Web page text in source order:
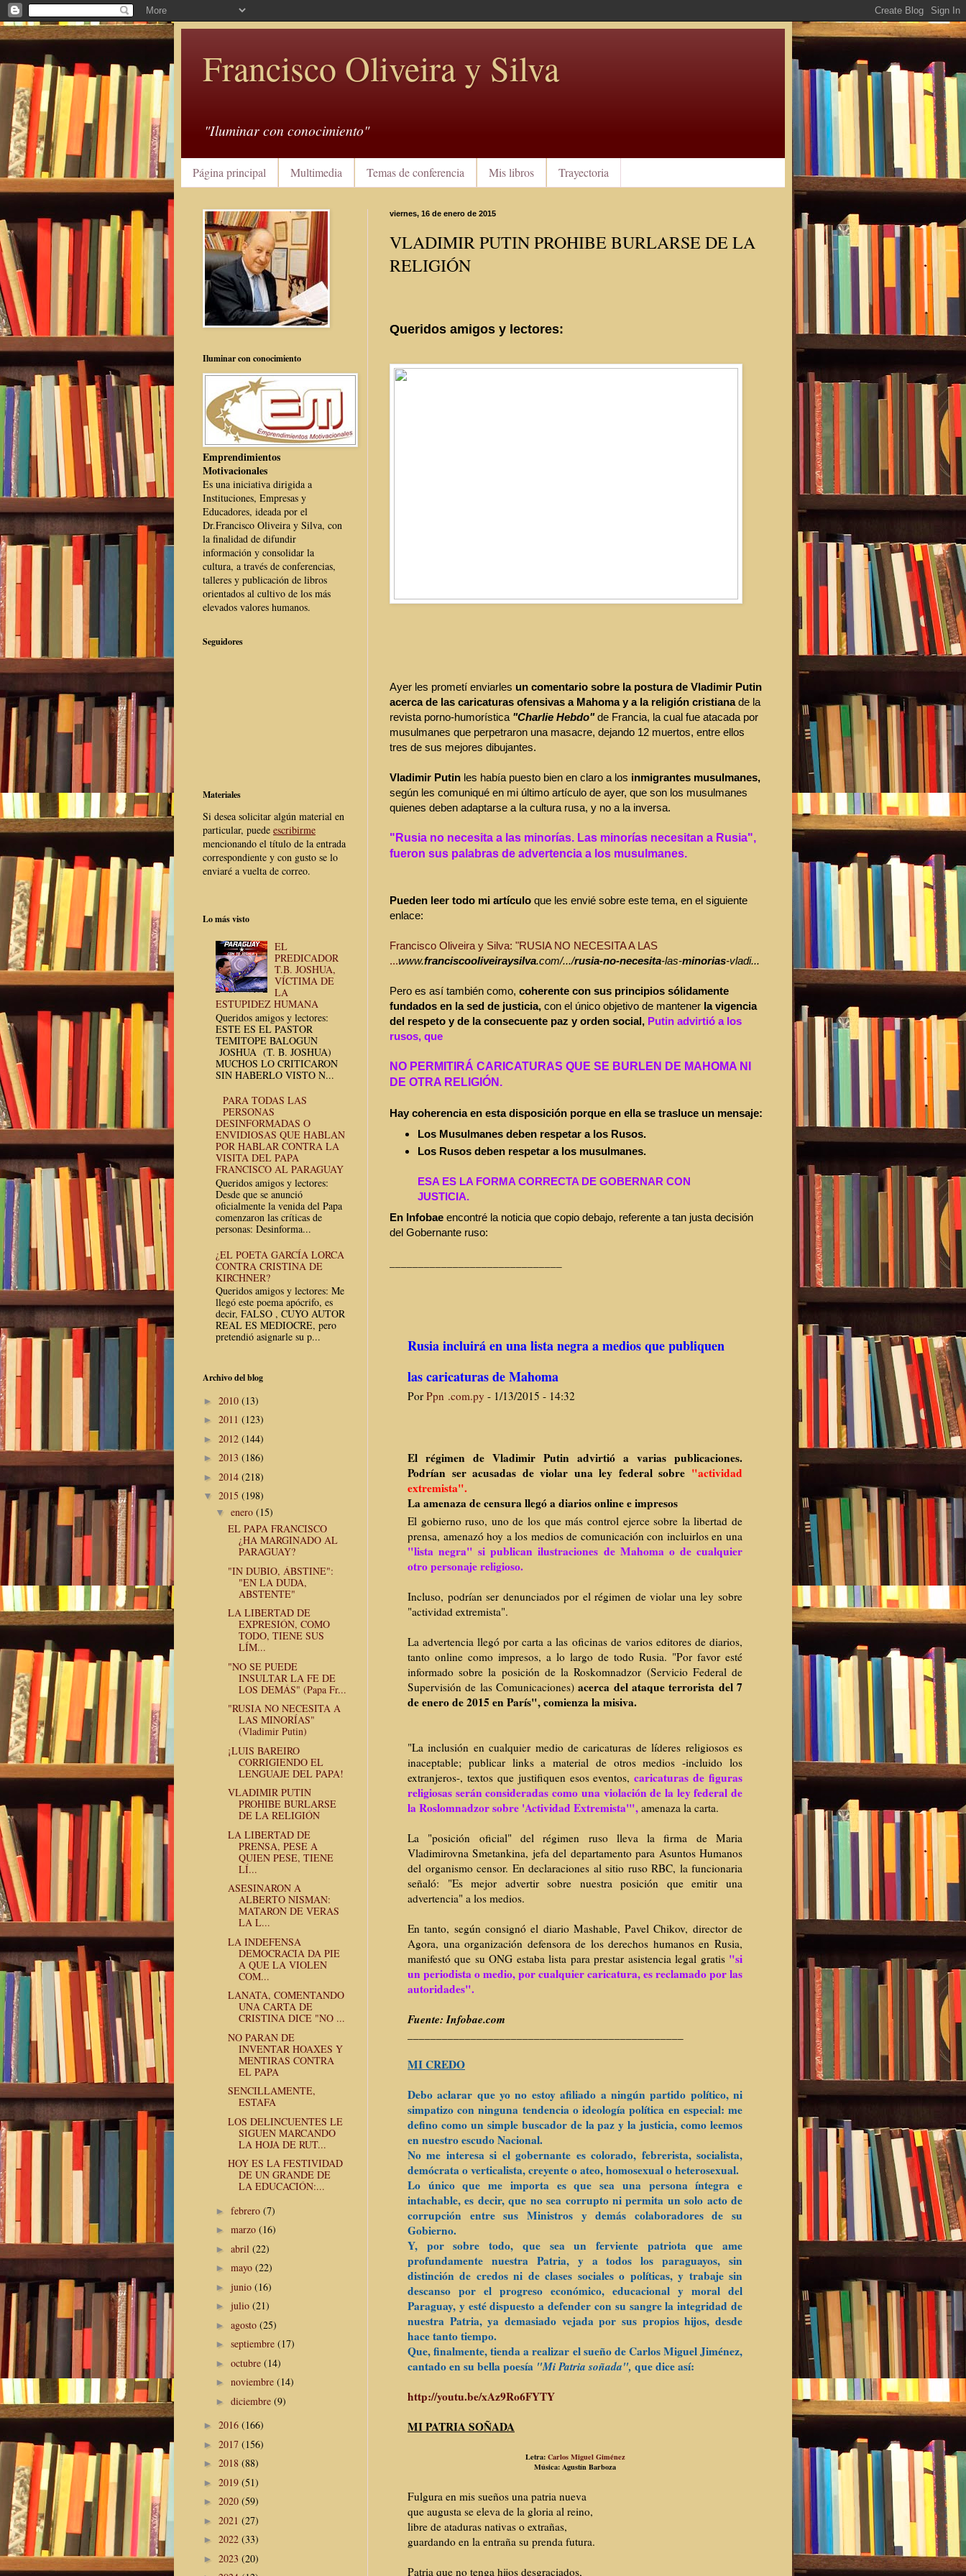
Francisco Oliveira y Silva
"Iluminar con conocimiento"
Página principal Multimedia Temas de conferencia Mis libros Trayectoria
viernes, 16 de enero de 2015
VLADIMIR PUTIN PROHIBE BURLARSE DE LA
RELIGIÓN
Queridos amigos y lectores:
Ayer les prometí enviarles un comentario sobre la postura de Vladimir Putin
acerca de las caricaturas ofensivas a Mahoma y a la religión cristianade la
revista porno-humorística "Charlie Hebdo"de Francia, la cual fue atacada por
musulmanes que perpetraron una masacre, dejando 12 muertos, entre ellos
tres de sus mejores dibujantes.
Vladimir Putin les había puesto bien en claro a los inmigrantes musulmanes,
según les comuniqué en mi último artículo de ayer, que son los musulmanes
quienes deben adaptarse a la cultura rusa, y no a la inversa.
"Rusia no necesita a las minorías. Las minorías necesitan a Rusia",
fueron sus palabras de advertencia a los musulmanes.
Pueden leer todo mi artículo que les envié sobre este tema, en el siguiente
enlace:
Francisco Oliveira y Silva: "RUSIA NO NECESITA A LAS
...www.franciscooliveiraysilva.com/.../rusia-no-necesita-las-minorias-vladi...
Pero es así también como, coherente con sus principios sólidamente
fundados en la sed de justicia, con el único objetivo de mantener la vigencia
del respeto y de la consecuente paz y orden social, Putin advirtió a los
rusos, que
NO PERMITIRÁ CARICATURAS QUE SE BURLEN DE MAHOMA NI
DE OTRA RELIGIÓN.
Hay coherencia en esta disposición porque en ella se trasluce un mensaje:
Los Musulmanes deben respetar a los Rusos.
Los Rusos deben respetar a los musulmanes.
ESA ES LA FORMA CORRECTA DE GOBERNAR CON
JUSTICIA.
En Infobae encontré la noticia que copio debajo, referente a tan justa decisión
del Gobernante ruso:
Rusia incluirá en una lista negra a medios que publiquen
las caricaturas de Mahoma
Por Ppn .com.py - 1/13/2015 - 14:32
El régimen de Vladimir Putin advirtió a varias publicaciones.
Podrían ser acusadas de violar una ley federal sobre "actividad
extremista".
La amenaza de censura llegó a diarios online e impresos
El gobierno ruso, uno de los que más control ejerce sobre la libertad de
prensa, amenazó hoy a los medios de comunicación con incluirlos en una
"lista negra" si publican ilustraciones de Mahoma o de cualquier
otro personaje religioso.
Incluso, podrían ser denunciados por el régimen de violar una ley sobre
"actividad extremista".
La advertencia llegó por carta a las oficinas de varios editores de diarios,
tanto online como impresos, a lo largo de todo Rusia. "Por favor esté
informado sobre la posición de la Roskomnadzor (Servicio Federal de
Supervisión de las Comunicaciones)acerca del ataque terrorista del 7
de enero de 2015 en París", comienza la misiva.
"La inclusión en cualquier medio de caricaturas de líderes religiosos es
inaceptable; publicar links a material de otros medios -incluido los
extranjeros-, textos que justifiquen esos eventos,caricaturas de figuras
religiosas serán consideradas como una violación de la ley federal de
la Roslomnadzor sobre 'Actividad Extremista'", amenaza la carta.
La "posición oficial" del régimen ruso lleva la firma de Maria
Vladimirovna Smetankina, jefa del departamento para Asuntos Humanos
del organismo censor. En declaraciones al sitio ruso RBC, la funcionaria
señaló: "Es mejor advertir sobre nuestra posición que emitir una
advertencia" a los medios.
En tanto, según consignó el diario Mashable, Pavel Chikov, director de
Agora, una organización defensora de los derechos humanos en Rusia,
manifestó que su ONG estaba lista para prestar asistencia legal gratis "si
un periodista o medio, por cualquier caricatura, es reclamado por las
autoridades".
Fuente: Infobae.com
MI CREDO
Debo aclarar que yo no estoy afiliado a ningún partido político, ni
simpatizo con ninguna tendencia o ideología política en especial: me
defino como un simple buscador de la paz y la justicia,como leemos
en nuestro escudo Nacional.
No me interesa si el gobernante es colorado, febrerista, socialista,
demócrata o verticalista, creyente o ateo, homosexual o heterosexual.
Lo único que me importa es que sea una persona íntegra e
intachable, es decir, que no sea corrupto ni permita un solo acto de
corrupción entre sus Ministros y demás colaboradores de su
Gobierno.
Y, por sobre todo, que sea un ferviente patriota que ame
profundamente nuestra Patria, y a todos los paraguayos, sin
distinción de credos ni de clases sociales o políticas, y trabaje sin
descanso por el progreso económico, educacional y moral del
Paraguay, y esté dispuesto a defender con su sangre la integridad de
nuestra Patria, ya demasiado vejada por sus propios hijos, desde
hace tanto tiempo.
Que, finalmente, tienda a realizar el sueño de Carlos Miguel Jiménez,
cantado en su bella poesía "Mi Patria soñada", que dice así:
http://youtu.be/xAz9Ro6FYTY
MI PATRIA SOÑADA
Letra:Carlos Miguel Giménez
Música: Agustín Barboza
Fulgura en mis sueños una patria nueva
que augusta se eleva de la gloria al reino,
libre de ataduras nativas o extrañas,
guardando en la entraña su prenda futura.
Patria que no tenga hijos desgraciados,
Iluminar con conocimiento
Emprendimientos
Motivacionales
Es una iniciativa dirigida a
Instituciones, Empresas y
Educadores, ideada por el
Dr.Francisco Oliveira y Silva, con
la finalidad de difundir
información y consolidar la
cultura, a través de conferencias,
talleres y publicación de libros
orientados al cultivo de los más
elevados valores humanos.
Seguidores
Materiales
Si desea solicitar algún material en
particular, puede escribirme
mencionando el título de la entrada
correspondiente y con gusto se lo
enviaré a vuelta de correo.
Lo más visto
EL
PREDICADOR
T.B. JOSHUA,
VÍCTIMA DE
LA
ESTUPIDEZ HUMANA
Queridos amigos y lectores:
ESTE ES EL PASTOR
TEMITOPE BALOGUN
JOSHUA (T. B. JOSHUA)
MUCHOS LO CRITICARON
SIN HABERLO VISTO N...
PARA TODAS LAS
PERSONAS
DESINFORMADAS O
ENVIDIOSAS QUE HABLAN
POR HABLAR CONTRA LA
VISITA DEL PAPA
FRANCISCO AL PARAGUAY
Queridos amigos y lectores:
Desde que se anunció
oficialmente la venida del Papa
comenzaron las críticas de
personas: Desinforma...
¿EL POETA GARCÍA LORCA
CONTRA CRISTINA DE
KIRCHNER?
Queridos amigos y lectores: Me
llegó este poema apócrifo, es
decir, FALSO , CUYO AUTOR
REAL ES MEDIOCRE, pero
pretendió asignarle su p...
Archivo del blog
► 2010 (13)
► 2011 (123)
► 2012 (144)
► 2013 (186)
► 2014 (218)
▼ 2015 (198)
▼ enero (15)
EL PAPA FRANCISCO
¿HA MARGINADO AL
PARAGUAY?
"IN DUBIO, ÁBSTINE":
"EN LA DUDA,
ABSTENTE"
LA LIBERTAD DE
EXPRESIÓN, COMO
TODO, TIENE SUS
LÍM...
"NO SE PUEDE
INSULTAR LA FE DE
LOS DEMÁS" (Papa Fr...
"RUSIA NO NECESITA A
LAS MINORÍAS"
(Vladimir Putin)
¡LUIS BAREIRO
CORRIGIENDO EL
LENGUAJE DEL PAPA!
VLADIMIR PUTIN
PROHIBE BURLARSE
DE LA RELIGIÓN
LA LIBERTAD DE
PRENSA, PESE A
QUIEN PESE, TIENE
LÍ...
ASESINARON A
ALBERTO NISMAN:
MATARON DE VERAS
LA L...
LA INDEFENSA
DEMOCRACIA DA PIE
A QUE LA VIOLEN
COM...
LANATA, COMENTANDO
UNA CARTA DE
CRISTINA DICE "NO ...
NO PARAN DE
INVENTAR HOAXES Y
MENTIRAS CONTRA
EL PAPA
SENCILLAMENTE,
ESTAFA
LOS DELINCUENTES LE
SIGUEN MARCANDO
LA HOJA DE RUT...
HOY ES LA FESTIVIDAD
DE UN GRANDE DE
LA EDUCACIÓN:...
► febrero (7)
► marzo (16)
► abril (22)
► mayo (22)
► junio (16)
► julio (21)
► agosto (25)
► septiembre (17)
► octubre (14)
► noviembre (14)
► diciembre (9)
► 2016 (166)
► 2017 (156)
► 2018 (88)
► 2019 (51)
► 2020 (59)
► 2021 (27)
► 2022 (33)
► 2023 (20)